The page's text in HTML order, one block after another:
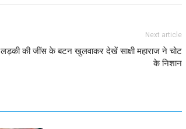
Next article
लड़की की जींस के बटन खुलवाकर देखें साक्षी महाराज ने चोट
के निशान